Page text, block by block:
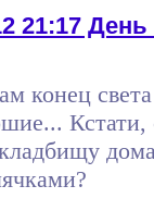
21:17 День
конец
Кстати,